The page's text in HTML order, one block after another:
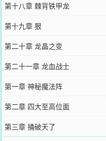
第十八章 棘背铁甲龙
第十九章 狠
第二十章 龙晶之变
第二十一章 龙血战士
第一章 神秘魔法阵
第二章 四大至高位面
第三章 捅破天了